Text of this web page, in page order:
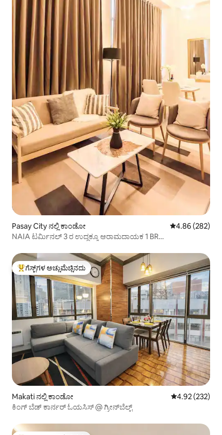
Pasay City ನಲ್ಲಿ ಕಾಂಡೋ 5 ರಲ್ಲಿ 4.86
4.86 (282)
NAIA ಟರ್ಮಿನಲ್ 3 ರ ಉದ್ದಕ್ಕೂ ಆರಾಮದಾಯಕ 1 BR
ಗೆಸ್ಟ್‌ಗಳಿಗೆ ಅತಿ ಹೆಚ್ಚು ಅಚ್ಚುಮೆಚ್ಚಿನದು
ಗೆಸ್ಟ್‌ಗಳ ಅಚ್ಚುಮೆಚ್ಚಿನದು
Makati ನಲ್ಲಿ ಕಾಂಡೋ 5 ರಲ್ಲಿ 4.92
4.92 (232)
ಕಿಂಗ್ ಬೆಡ್ ಕಾರ್ನರ್ ಓಯಸಿಸ್ @ ಗ್ರೀನ್‌ಬೆಲ್ಟ್